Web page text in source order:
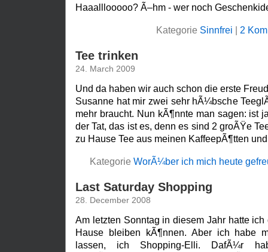
Haaalllooooo? Ã–hm - wer noch
Kategorie Sinnfrei 2
Tee trinken
24. March 2009
Und da haben wir auch schon die erste
Susanne hat mir zwei sehr hÃ¼bsche
mehr braucht. Nun kÃ¶nnte man sagen: ist
der Tat, das ist es, denn es sind 2 groÃŸe
zu Hause Tee aus meinen KaffeepÃ¶tten
Kategorie WorÃ¼ber ich mich heute
Last Saturday Shopping
28. December 2008
Am letzten Sonntag in diesem Jahr hatte
Hause bleiben kÃ¶nnen. Aber ich habe
lassen, ich Shopping-Elli. DafÃ¼r